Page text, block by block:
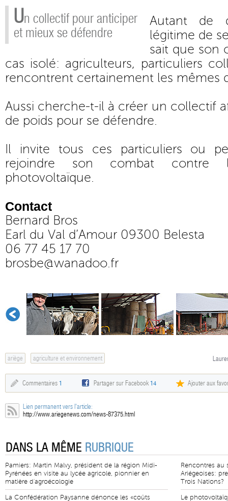
Un collectif pour anticiper
et mieux se défendre
Autant de
légitime de
sait que son
cas isolé: agriculteurs, particuliers
rencontrent certainement les mêmes
Aussi cherche-t-il à créer un collectif
de poids pour se défendre.
Il invite tous ces particuliers ou
rejoindre son combat contre
photovoltaïque.
Contact
Bernard Bros
Earl du Val d’Amour 09300 Belesta
06 77 45 17 70
brosbe@wanadoo.fr
ariège agriculture et environnement
Commentaires 1 Partager sur Facebook14 Ajouter aux
Lien permanent vers l'article:
http://www.ariegenews.com/news-87375.html
DANS LA MÊME RUBRIQUE
Pamiers: Martin Malvy, président de la région Midi-
Pyrénées en visite au lycée agricole, pionnier en
matière d'agroécologie
La Confédération Paysanne dénonce les «coûts
Rencontres au
Ariégeoises:
Trois Nations?
Le